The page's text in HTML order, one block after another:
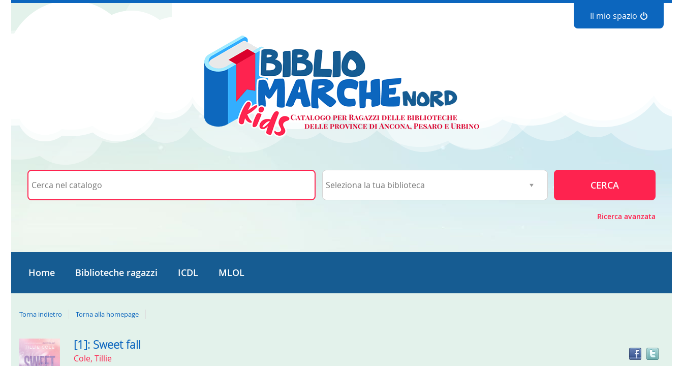
Il mio spazio
Cerca su "Cerca nel catalogo"
CERCA
Ricerca avanzata
Home Biblioteche ragazzi ICDL MLOL
Torna indietro Torna alla homepage
Dettaglio
del
[1]: Sweet fall
Cole, Tillie